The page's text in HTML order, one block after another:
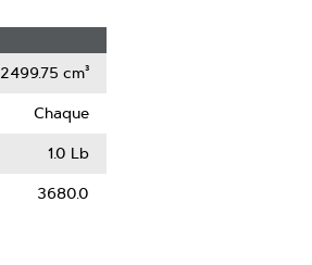
2499.75 cm³
Chaque
1.0 Lb
3680.0